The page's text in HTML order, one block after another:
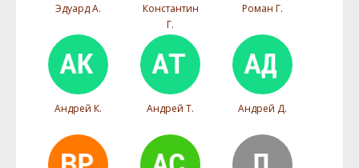
Эдуард А.
Константин
Г.
Роман Г.
Андрей К. Андрей Т. Андрей Д.